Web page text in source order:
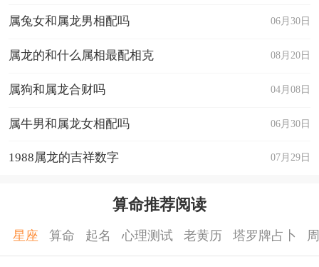
06月30日
属兔女和属龙男相配吗
08月20日
属龙的和什么属相最配相克
04月08日
属狗和属龙合财吗
06月30日
属牛男和属龙女相配吗
07月29日
1988属龙的吉祥数字
算命推荐阅读
星座 算命 起名 心理测试 老黄历 塔罗牌占卜